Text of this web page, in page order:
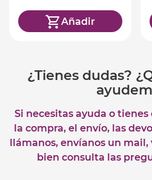
Añadir
¿Tienes dudas?
Si necesitas ayuda o
la compra, el envío, las
llámanos, envíanos un
bien consulta las